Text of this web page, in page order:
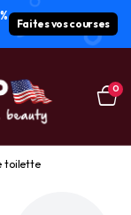
Faites vos courses
0
toilette